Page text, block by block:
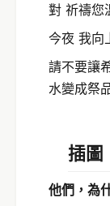
對 祈禱您
今夜 我向
請不要讓
水變成祭
插圖
他們，為